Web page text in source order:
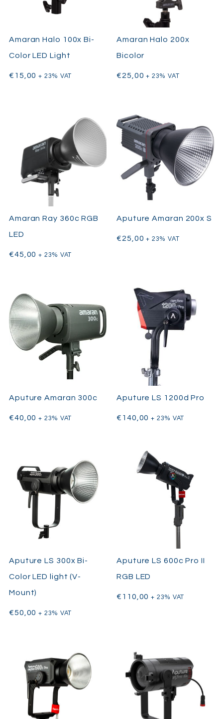
Amaran Halo 100x Bi-
Color LED Light
€ 15,00 + 23% VAT
Amaran Halo 200x
Bicolor
€25,00 + 23% VAT
Amaran Ray 360c RGB
LED
€45,00 + 23% VAT
Aputure Amaran 200x S
€25,00 + 23% VAT
Aputure Amaran 300c
€40,00 + 23% VAT
Aputure LS 1200d Pro
€ 140,00 + 23% VAT
Aputure LS 300x Bi-
Color LED light (V-
Mount)
€50,00 + 23% VAT
Aputure LS 600c Pro II
RGB LED
€ 110,00 + 23% VAT